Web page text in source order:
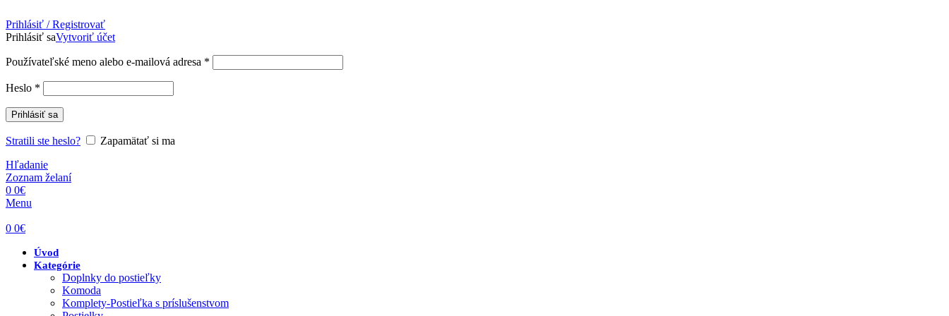
Prihlásiť / Registrovať
Prihlásiť saVytvoriť účet
Používateľské meno alebo e-mailová adresa *
Heslo *
Prihlásiť sa
Stratili ste heslo?
Zapamätať si ma
Hľadanie
Zoznam želaní
0 0€
Menu
0 0€
Úvod
Kategórie
Doplnky do postieľky
Komoda
Komplety-Postieľka s príslušenstvom